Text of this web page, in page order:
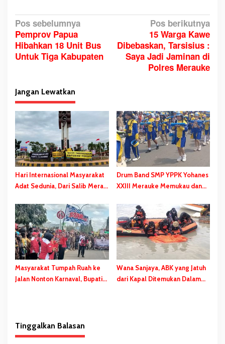
N
a
v
i
a
s
i
p
o
s
Pos sebelumnya
Pemprov Papua
Hibahkan 18 Unit Bus
Untuk Tiga Kabupaten
Pos berikutnya
15 Warga Kawe
Dibebaskan, Tarsisius :
Saya Jadi Jaminan di
Polres Merauke
Jangan Lewatkan
Hari Internasional Masyarakat
Adat Sedunia, Dari Salib Merah
di Libra-Merauke
Drum Band SMP YPPK Yohanes
XXIII Merauke Memukau dan
Kalangan
Masyarakat Tumpah Ruah ke
Jalan Nonton Karnaval, Bupati
Wana Sanjaya, ABK yang Jatuh
dari Kapal Ditemukan Dalam
Tinggalkan Balasan